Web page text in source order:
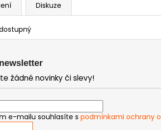
Diskuze
žádné novinky či slevy!
e-mailu souhlasíte s podmínkami ochrany